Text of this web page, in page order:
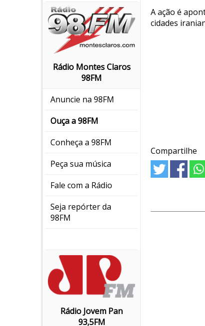
Rádio Montes Claros
98FM
Anuncie na 98FM
Ouça a 98FM
Conheça a 98FM
Peça sua música
Fale com a Rádio
Seja repórter da
98FM
Rádio Jovem Pan
93,5FM
A ação é
cidades
Compartilhe